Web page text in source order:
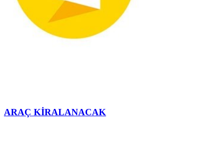
ARAÇ KİRALANACAK